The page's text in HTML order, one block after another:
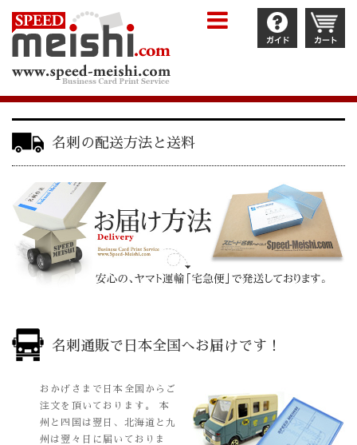
名刺の配送方法と送料
名刺通販で日本全国へお届けです！
おかげさまで日本全国からご
注文を頂いております。
本
州と四国は翌日、北海道と九
州は翌々日に届いておりま